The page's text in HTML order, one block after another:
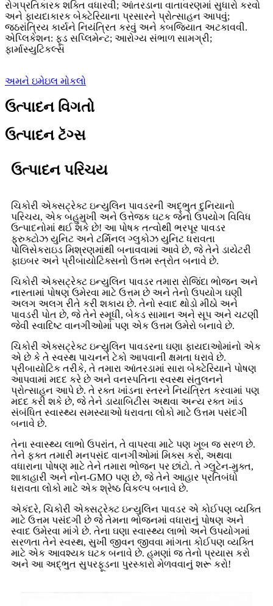
રોગપ્રતિકારક શક્તિ વધારવી; આંતરડાના વાતાવરણમાં સુધારો કરવો
અને ફાયદાકારક બેક્ટેરિયાના પ્રસારને પ્રોત્સાહન આપવું;
જઠરાંત્રિય કાર્યને નિયંત્રિત કરવું અને કબજિયાત અટકાવવી.
એપ્લિકેશન: ફૂડ સપ્લિમેન્ટ; આરોગ્ય સંભાળ સામગ્રી;
ફાર્માસ્યુટિકલ્સ
અમને ઇમેઇલ મોકલો
ઉત્પાદન વિગતો
ઉત્પાદન ટૅગ્સ
ઉત્પાદન પરિચય
ચિકોરી એક્સટ્રેક્ટ ઇન્યુલિન પાવડરની અદ્ભુત દુનિયાનો
પરિચય, એક બહુમુખી અને ઉત્તેજક ઘટક જેનો ઉપયોગ વિવિધ
ઉત્પાદનોમાં થઈ શકે છે! આ પોષક તત્વોથી ભરપૂર પાવડર
ફ્રુક્ટોઝ યુનિટ અને ટર્મિનલ ગ્લુકોઝ યુનિટ ધરાવતા
પોલિસેકરાઇડ મિશ્રણમાંથી બનાવવામાં આવે છે, જે તેને ડાયેટરી
ફાઇબર અને પ્રીબાયોટિક્સનો ઉત્તમ સ્ત્રોત બનાવે છે.
ચિકોરી એક્સટ્રેક્ટ ઇન્યુલિન પાવડર તમારા રોજિંદા ભોજન અને
નાસ્તામાં પોષણ ઉમેરવા માટે ઉત્તમ છે અને તેનો ઉપયોગ ઘણી
અલગ અલગ રીતે કરી શકાય છે. તેનો સ્વાદ થોડો મીઠો અને
પાવડરી પોત છે, જે તેને સ્મૂધી, બેકડ સામાન અને સૂપ અને ચટણી
જેવી સ્વાદિષ્ટ વાનગીઓમાં પણ એક ઉત્તમ ઉમેરો બનાવે છે.
ચિકોરી એક્સટ્રેક્ટ ઇન્યુલિન પાવડરના ઘણા ફાયદાઓમાંનો એક
એ છે કે તે સ્વસ્થ પાચનને ટેકો આપવાની ક્ષમતા ધરાવે છે.
પ્રીબાયોટિક તરીકે, તે તમારા આંતરડામાં સારા બેક્ટેરિયાને પોષણ
આપવામાં મદદ કરે છે અને વનસ્પતિના સ્વસ્થ સંતુલનને
પ્રોત્સાહન આપે છે. તે રક્ત ખાંડના સ્તરને નિયંત્રિત કરવામાં પણ
મદદ કરી શકે છે, જે તેને ડાયાબિટીસ અથવા અન્ય રક્ત ખાંડ
સંબંધિત સ્વાસ્થ્ય સમસ્યાઓ ધરાવતા લોકો માટે ઉત્તમ પસંદગી
બનાવે છે.
તેના સ્વાસ્થ્ય લાભો ઉપરાંત, તે વાપરવા માટે પણ ખૂબ જ સરળ છે.
તેને ફક્ત તમારી મનપસંદ વાનગીઓમાં મિક્સ કરો, અથવા
વધારાના પોષણ માટે તેને તમારા ભોજન પર છાંટો. તે ગ્લુટેન-મુક્ત,
શાકાહારી અને નોન-GMO પણ છે, જે તેને આહાર પ્રતિબંધો
ધરાવતા લોકો માટે એક શ્રેષ્ઠ વિકલ્પ બનાવે છે.
એકંદરે, ચિકોરી એક્સટ્રેક્ટ ઇન્યુલિન પાવડર એ કોઈપણ વ્યક્તિ
માટે ઉત્તમ પસંદગી છે જે તેમના ભોજનમાં વધારાનું પોષણ અને
સ્વાદ ઉમેરવા માંગે છે. તેના ઘણા સ્વાસ્થ્ય લાભો અને ઉપયોગમાં
સરળતા તેને સ્વસ્થ, સુખી જીવન જીવવા માંગતા કોઈપણ વ્યક્તિ
માટે એક આવશ્યક ઘટક બનાવે છે. હમણાં જ તેનો પ્રયાસ કરો
અને આ અદ્ભુત સુપરફૂડના પુરસ્કારો મેળવવાનું શરૂ કરો!